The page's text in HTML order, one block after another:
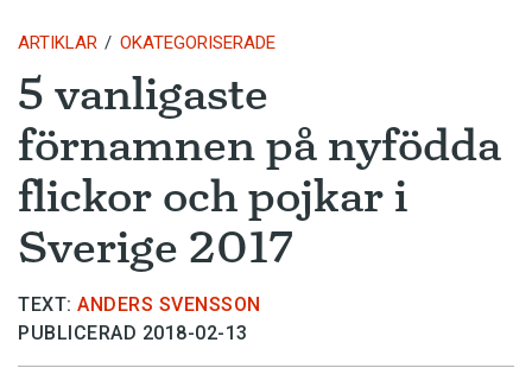
ARTIKLAR OKATEGORISERADE
5 vanligaste
förnamnen på nyfödda
flickor och pojkar i
Sverige 2017
TEXT: ANDERS SVENSSON
PUBLICERAD 2018-02-13